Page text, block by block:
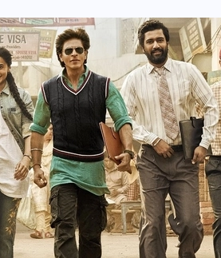
2158 पदों पर
जनरल कोटे में भारी
29 दिसम्बर 2025